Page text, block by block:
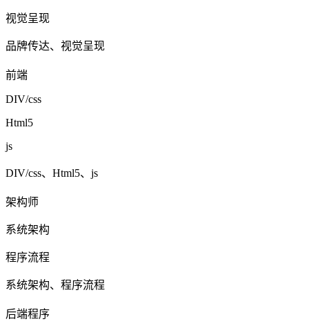
视觉呈现
品牌传达、视觉呈现
前端
DIV/css
Html5
js
DIV/css、Html5、js
架构师
系统架构
程序流程
系统架构、程序流程
后端程序